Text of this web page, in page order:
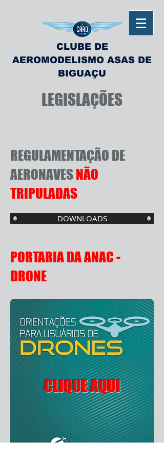
CLUBE DE
AEROMODELISMO ASAS DE
BIGUAÇU
LEGISLAÇÕES
REGULAMENTAÇÃO DE
AERONAVESNÃO
TRIPULADAS
DOWNLOADS
PORTARIA DA ANAC -
DRONE
CLIQUE AQUI